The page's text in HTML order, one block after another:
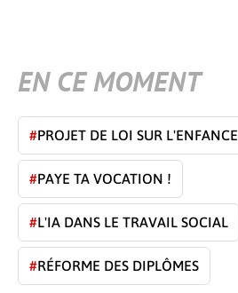
EN CE MOMENT
#PROJET DE LOI SUR L'ENFANCE
#PAYE TA VOCATION !
#L'IA DANS LE TRAVAIL SOCIAL
#RÉFORME DES DIPLÔMES